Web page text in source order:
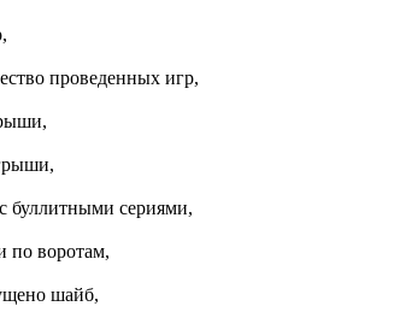
проведенных игр,
буллитными сериями,
по воротам,
шайб,